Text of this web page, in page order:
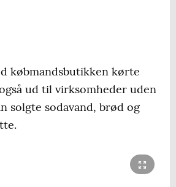
købmandsbutikken kørte
ud til virksomheder uden
solgte sodavand, brød og